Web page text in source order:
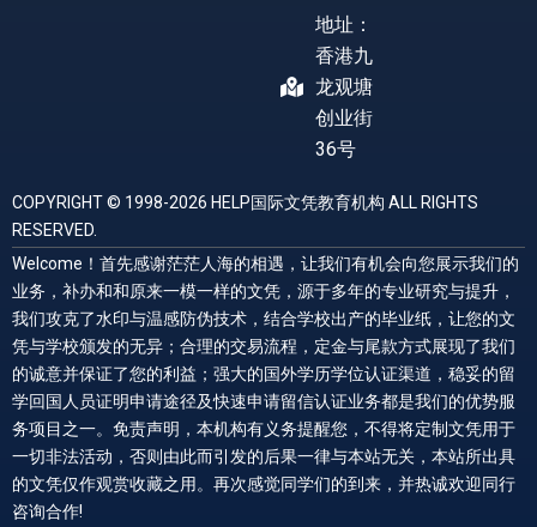
地址：
香港九
龙观塘
创业街
36号
COPYRIGHT © 1998-2026 HELP国际文凭教育机构 ALL RIGHTS
RESERVED.
Welcome！首先感谢茫茫人海的相遇，让我们有机会向您展示我们的
业务，补办和和原来一模一样的文凭，源于多年的专业研究与提升，
我们攻克了水印与温感防伪技术，结合学校出产的毕业纸，让您的文
凭与学校颁发的无异；合理的交易流程，定金与尾款方式展现了我们
的诚意并保证了您的利益；强大的国外学历学位认证渠道，稳妥的留
学回国人员证明申请途径及快速申请留信认证业务都是我们的优势服
务项目之一。免责声明，本机构有义务提醒您，不得将定制文凭用于
一切非法活动，否则由此而引发的后果一律与本站无关，本站所出具
的文凭仅作观赏收藏之用。再次感觉同学们的到来，并热诚欢迎同行
咨询合作!